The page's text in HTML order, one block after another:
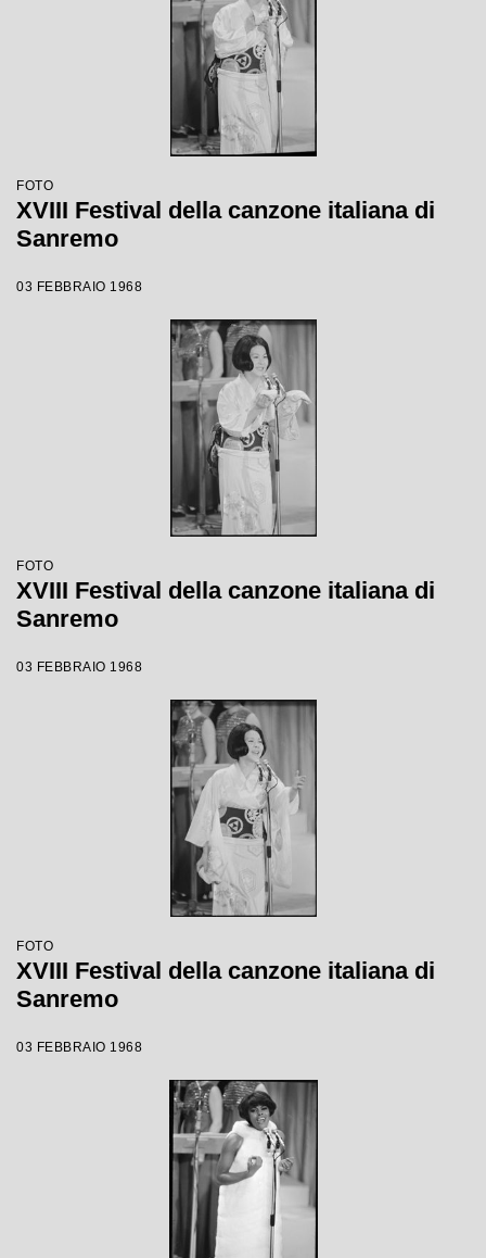
FOTO
XVIII Festival della canzone italiana di
Sanremo
03 FEBBRAIO 1968
FOTO
XVIII Festival della canzone italiana di
Sanremo
03 FEBBRAIO 1968
FOTO
XVIII Festival della canzone italiana di
Sanremo
03 FEBBRAIO 1968